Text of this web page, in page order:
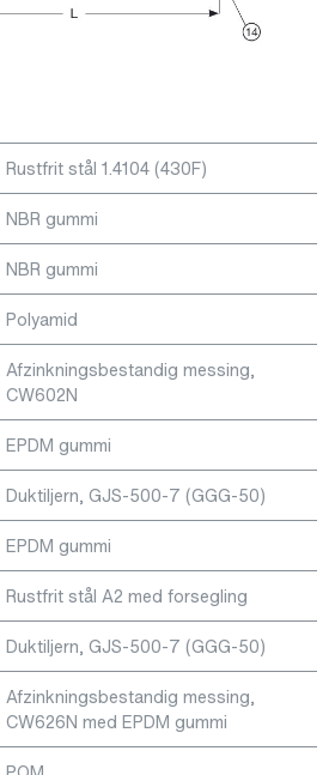
Rustfrit stål 1.4104 (430F)
NBR gummi
NBR gummi
Polyamid
Afzinkningsbestandig messing,
CW602N
EPDM gummi
Duktiljern, GJS-500-7 (GGG-50)
EPDM gummi
Rustfrit stål A2 med forsegling
Duktiljern, GJS-500-7 (GGG-50)
Afzinkningsbestandig messing,
CW626N med EPDM gummi